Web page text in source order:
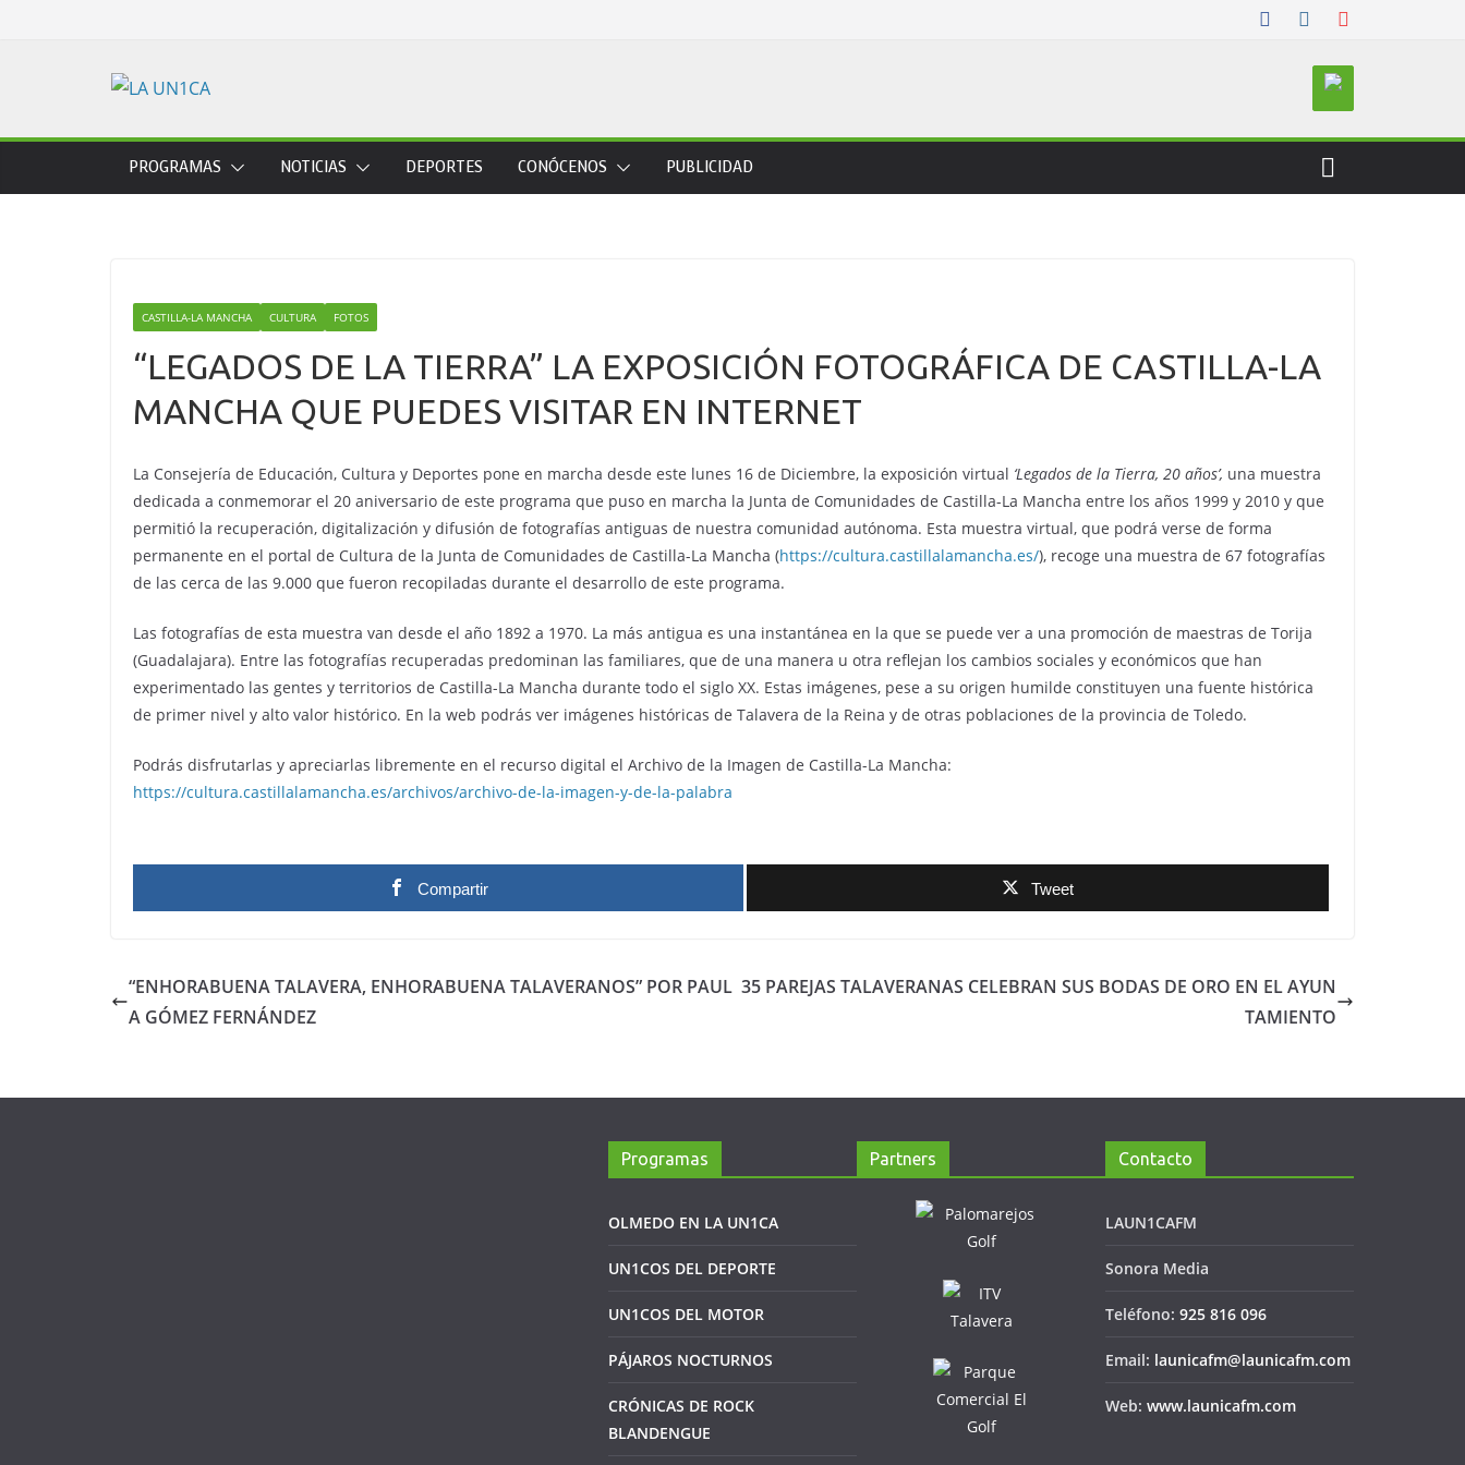
PROGRAMAS NOTICIAS DEPORTES CONÓCENOS PUBLICIDAD
CASTILLA-LA MANCHA CULTURA FOTOS
“LEGADOS DE LA TIERRA” LA EXPOSICIÓN FOTOGRÁFICA DE CASTILLA-LA
MANCHA QUE PUEDES VISITAR EN INTERNET
La Consejería de Educación, Cultura y Deportes pone en marcha desde este lunes 16 de Diciembre, la exposición virtual ‘Legados de la Tierra, 20 años’, una muestra
dedicada a conmemorar el 20 aniversario de este programa que puso en marcha la Junta de Comunidades de Castilla-La Mancha entre los años 1999 y 2010 y que
permitió la recuperación, digitalización y difusión de fotografías antiguas de nuestra comunidad autónoma. Esta muestra virtual, que podrá verse de forma
permanente en el portal de Cultura de la Junta de Comunidades de Castilla-La Mancha (https://cultura.castillalamancha.es/), recoge una muestra de 67 fotografías
de las cerca de las 9.000 que fueron recopiladas durante el desarrollo de este programa.
Las fotografías de esta muestra van desde el año 1892 a 1970. La más antigua es una instantánea en la que se puede ver a una promoción de maestras de Torija
(Guadalajara). Entre las fotografías recuperadas predominan las familiares, que de una manera u otra reflejan los cambios sociales y económicos que han
experimentado las gentes y territorios de Castilla-La Mancha durante todo el siglo XX. Estas imágenes, pese a su origen humilde constituyen una fuente histórica
de primer nivel y alto valor histórico. En la web podrás ver imágenes históricas de Talavera de la Reina y de otras poblaciones de la provincia de Toledo.
Podrás disfrutarlas y apreciarlas libremente en el recurso digital el Archivo de la Imagen de Castilla-La Mancha:
https://cultura.castillalamancha.es/archivos/archivo-de-la-imagen-y-de-la-palabra
Compartir Tweet
“ENHORABUENA TALAVERA, ENHORABUENA TALAVERANOS” POR PAUL
A GÓMEZ FERNÁNDEZ
35 PAREJAS TALAVERANAS CELEBRAN SUS BODAS DE ORO EN EL AYUN
TAMIENTO
Programas
OLMEDO EN LA UN1CA
UN1COS DEL DEPORTE
UN1COS DEL MOTOR
PÁJAROS NOCTURNOS
CRÓNICAS DE ROCK
BLANDENGUE
Partners Contacto
LAUN1CAFM
Sonora Media
Teléfono: 925 816 096
Email: launicafm@launicafm.com
Web: www.launicafm.com